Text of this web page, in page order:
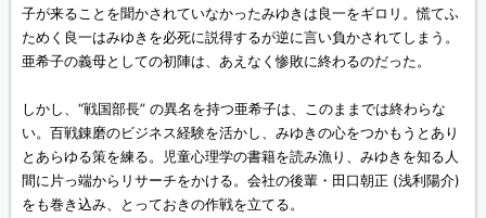
子が来ることを聞かされていなかったみゆきは良一をギロリ。慌てふ
ためく良一はみゆきを必死に説得するが逆に言い負かされてしまう。
亜希子の義母としての初陣は、あえなく惨敗に終わるのだった。
しかし、“戦国部長” の異名を持つ亜希子は、このままでは終わらな
い。百戦錬磨のビジネス経験を活かし、みゆきの心をつかもうとあり
とあらゆる策を練る。児童心理学の書籍を読み漁り、みゆきを知る人
間に片っ端からリサーチをかける。会社の後輩・田口朝正 (浅利陽介)
をも巻き込み、とっておきの作戦を立てる。